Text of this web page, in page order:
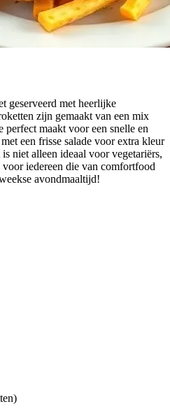
geserveerd met heerlijke
zijn gemaakt van een mix
maakt voor een snelle en
een frisse salade voor extra kleur
niet alleen ideaal voor vegetariërs,
iedereen die van comfortfood
avondmaaltijd!